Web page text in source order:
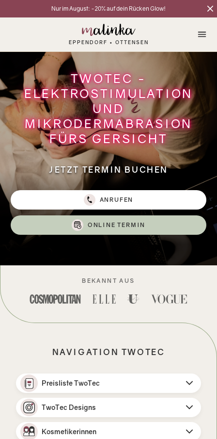
Nur im August: -20% auf dein Rücken Glow!
EPPENDORF • OTTENSEN
TWOTEC -
ELEKTROSTIMULATION
UND
MIKRODERMABRASION
FÜRS GERSICHT
JETZT TERMIN BUCHEN
ANRUFEN
ONLINE TERMIN
BEKANNT AUS
NAVIGATION TWOTEC
Preisliste TwoTec
TwoTec Designs
Kosmetikerinnen